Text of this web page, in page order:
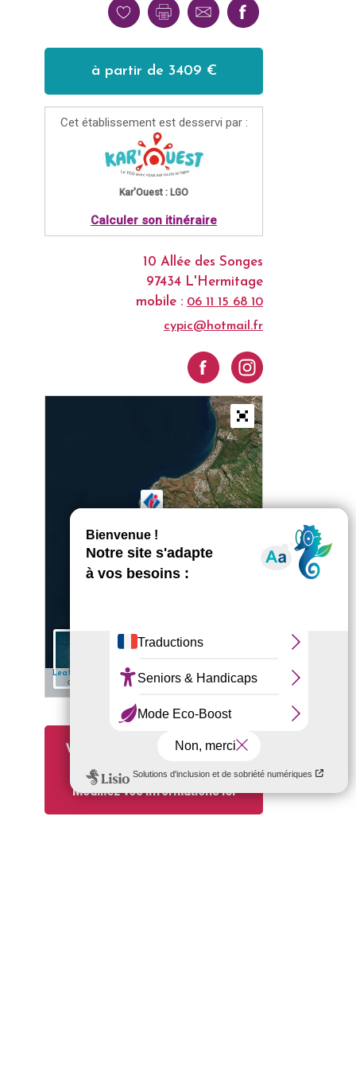
à partir de 3409 €
Cet établissement est desservi par :
Kar'Ouest : LGO
Calculer son itinéraire
10 Allée des Songes
97434 L'Hermitage
mobile : 06 11 15 68 10
cypic@hotmail.fr
Leaflet
Esri— Source: Esri, i-cubed, USDA, USGS, AEX,
GeoEye, Getmapping, Aerogrid, IGN, IGP, UPR-EGP, and the GIS User
Vous êtes propriétaire / gérant
Modifiez vos informations ici